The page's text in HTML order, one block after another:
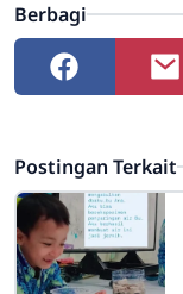
Berbagi
Postingan Terkait